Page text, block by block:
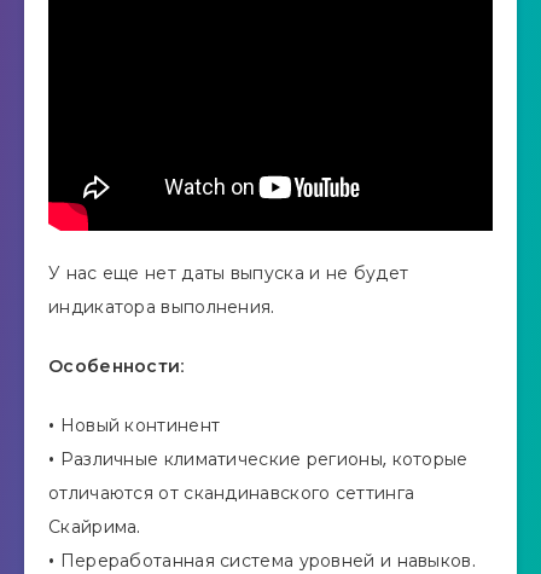
У нас еще нет даты выпуска и не будет
индикатора выполнения.
Особенности:
• Новый континент
• Различные климатические регионы, которые
отличаются от скандинавского сеттинга
Скайрима.
• Переработанная система уровней и навыков.